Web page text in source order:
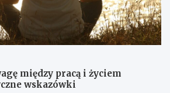
między pracą i życiem
wskazówki